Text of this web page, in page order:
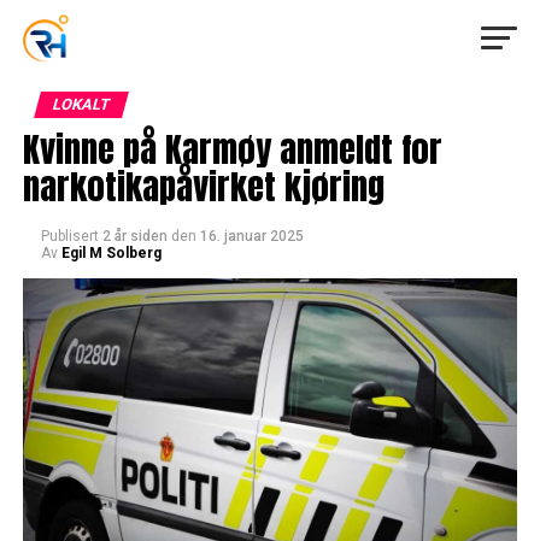
LOKALT
Kvinne på Karmøy anmeldt for
narkotikapåvirket kjøring
Publisert 2 år siden den 16. januar 2025
Av Egil M Solberg